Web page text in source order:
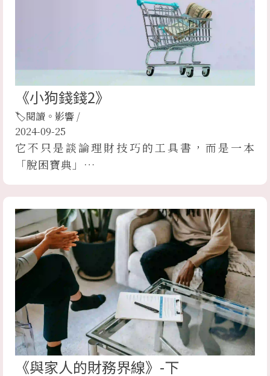
《小狗錢錢2》
🏷閱讀。影響 /
2024-09-25
它不只是談論理財技巧的工具書，而是一本
「脫困寶典」…
《與家人的財務界線》-下